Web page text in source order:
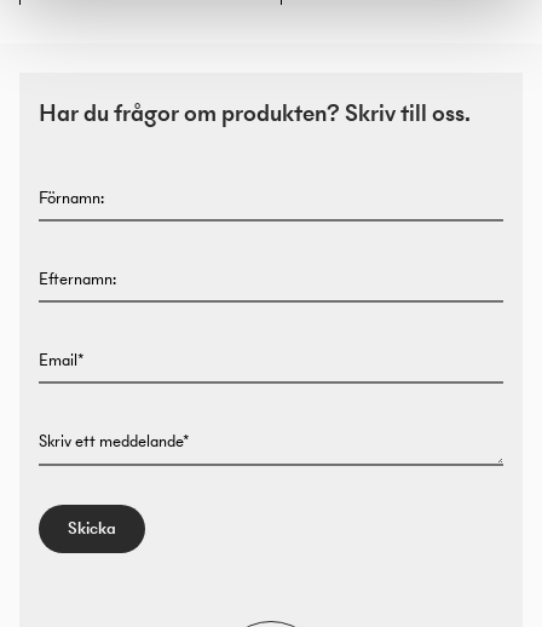
Har du frågor om produkten? Skriv till oss.
Förnamn:
Efternamn:
Email*
Skriv ett meddelande*
Skicka